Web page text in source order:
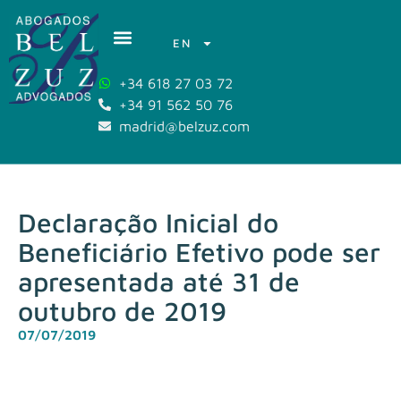
EN
+34 618 27 03 72
+34 91 562 50 76
madrid@belzuz.com
Declaração Inicial do
Beneficiário Efetivo pode ser
apresentada até 31 de
outubro de 2019
07/07/2019